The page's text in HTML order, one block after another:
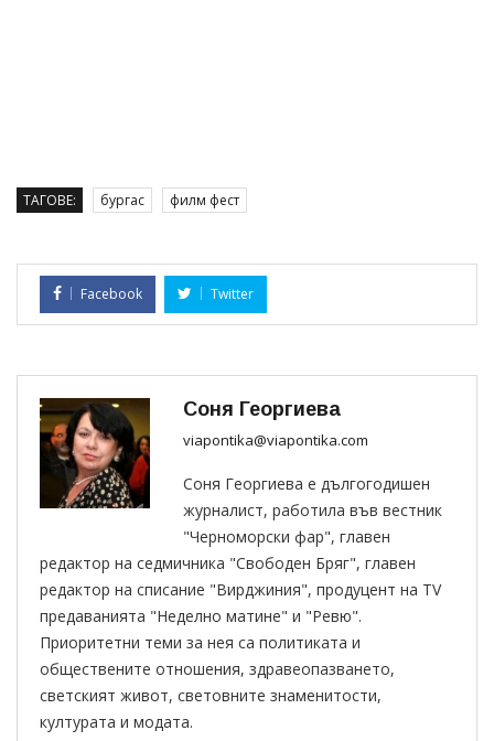
ТАГОВЕ: бургас филм фест
Facebook Twitter
Соня Георгиева
viapontika@viapontika.com
Соня Георгиева е дългогодишен
журналист, работила във вестник
"Черноморски фар", главен
редактор на седмичника "Свободен Бряг", главен
редактор на списание "Вирджиния", продуцент на TV
предаванията "Неделно матине" и "Ревю".
Приоритетни теми за нея са политиката и
обществените отношения, здравеопазването,
светският живот, световните знаменитости,
културата и модата.